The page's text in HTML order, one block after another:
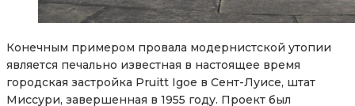
Конечным примером провала модернистской утопии
является печально известная в настоящее время
городская застройка Pruitt Igoe в Сент-Луисе, штат
Миссури, завершенная в 1955 году. Проект был